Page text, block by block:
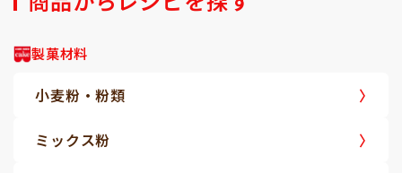
製菓材料
小麦粉・粉類
ミックス粉